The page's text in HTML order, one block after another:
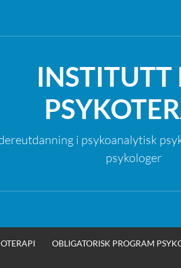
INSTITUTT
i psykoanalytisk
psykologer
OBLIGATORISK PROGRAM